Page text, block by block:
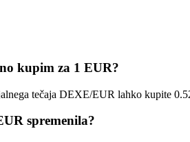
kupim za 1 EUR?
tečaja DEXE/EUR lahko kupite
spremenila?